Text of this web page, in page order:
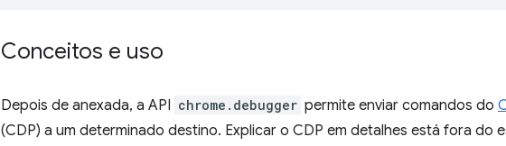
Conceitos e uso
Depois de anexada, a API chrome.debugger permite enviar comandos do
(CDP) a um determinado destino. Explicar o CDP em detalhes está fora do